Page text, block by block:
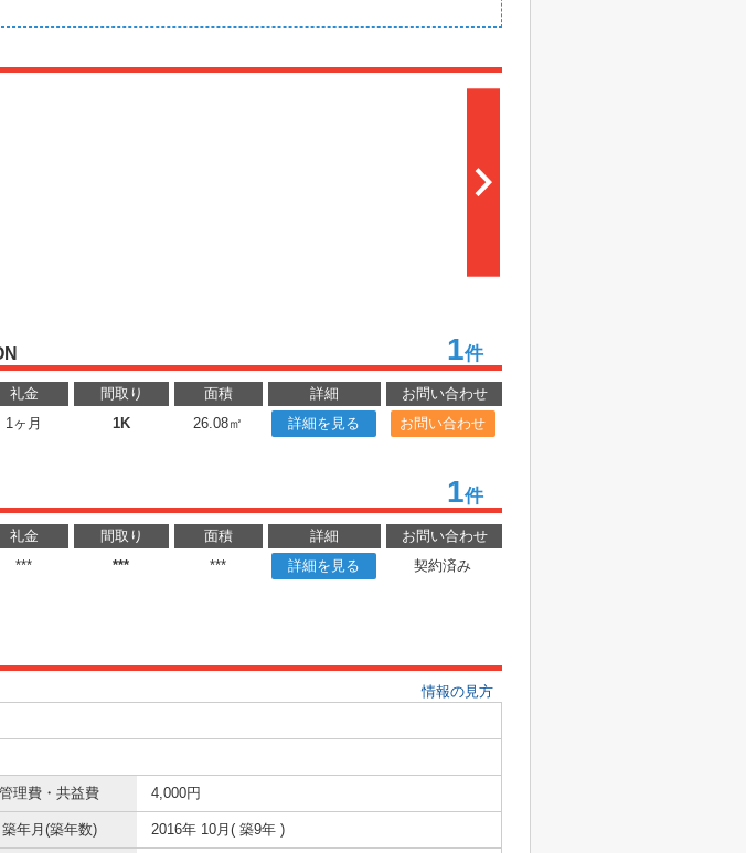
1件
礼金 間取り 面積 詳細
お問い合わせ
1ヶ月 1K 26.08㎡ 詳細を見る お問い合わせ
1件
礼金 間取り 面積 詳細
お問い合わせ
*** *** *** 詳細を見る
契約済み
情報の見方
管理費・共益費 4,000円
築年月(築年数) 2016年 10月( 築9年 )